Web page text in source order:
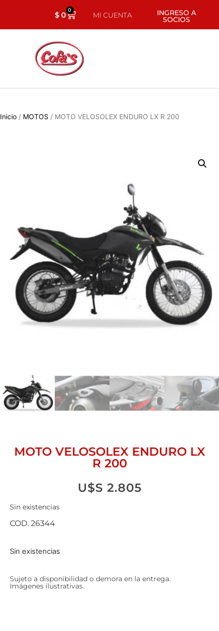
$0 0
MI CUENTA INGRESO A
SOCIOS
Inicio / MOTOS / MOTO VELOSOLEX ENDURO LX R 200
MOTO VELOSOLEX ENDURO LX
R 200
U$S 2.805
Sin existencias
COD. 26344
Sin existencias
Sujeto a disponibilidad o demora en la entrega.
Imágenes ilustrativas.